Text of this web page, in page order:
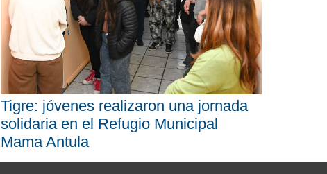
Tigre: jóvenes realizaron una jornada
solidaria en el Refugio Municipal
Mama Antula